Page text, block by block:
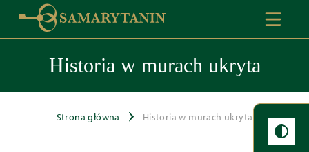
Historia w murach ukryta
Strona główna Historia w murach ukryta